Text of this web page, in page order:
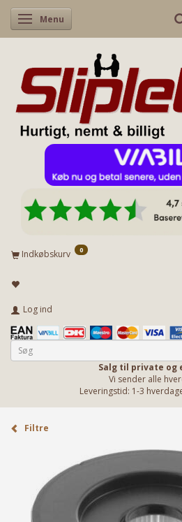
Skifte navigation
Menu
Indkøbskurv 0
Log ind
Salg til private og
Vi sender alle
Leveringstid: 1-3
Filtre